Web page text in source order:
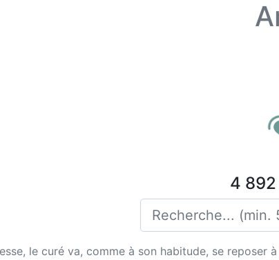
4
le curé va, comme à son habitude, se reposer